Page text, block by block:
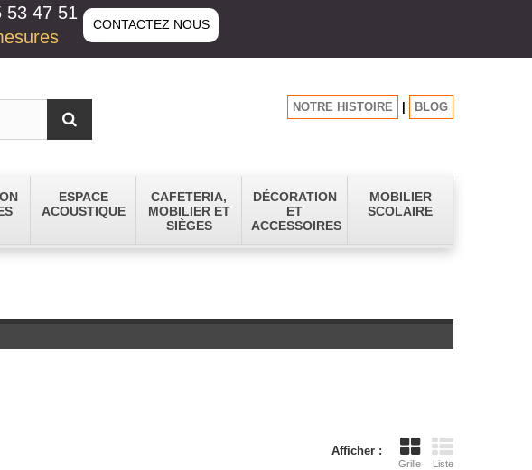
53 47 51
CONTACTEZ NOUS
NOTRE HISTOIRE BLOG
ESPACE
ACOUSTIQUE
CAFETERIA,
MOBILIER ET
SIÈGES
DÉCORATION
ET
ACCESSOIRES
MOBILIER
SCOLAIRE
Afficher :
Grille Liste